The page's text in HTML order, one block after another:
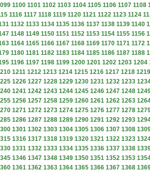
1100 1101 1102 1103 1104 1105 1106 1107 1108
1116 1117 1118 1119 1120 1121 1122 1123 1124
1132 1133 1134 1135 1136 1137 1138 1139 1140
1148 1149 1150 1151 1152 1153 1154 1155 1156
1164 1165 1166 1167 1168 1169 1170 1171 1172
1180 1181 1182 1183 1184 1185 1186 1187 1188
1196 1197 1198 1199 1200 1201 1202 1203 1204
1211 1212 1213 1214 1215 1216 1217 1218 1219
1226 1227 1228 1229 1230 1231 1232 1233
1241 1242 1243 1244 1245 1246 1247 1248
1256 1257 1258 1259 1260 1261 1262 1263
1271 1272 1273 1274 1275 1276 1277 1278
1286 1287 1288 1289 1290 1291 1292 1293
1301 1302 1303 1304 1305 1306 1307 1308
1316 1317 1318 1319 1320 1321 1322 1323
1331 1332 1333 1334 1335 1336 1337 1338
1346 1347 1348 1349 1350 1351 1352 1353
1361 1362 1363 1364 1365 1366 1367 1368